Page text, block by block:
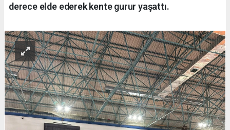
derece elde ederek kente gurur yaşattı.